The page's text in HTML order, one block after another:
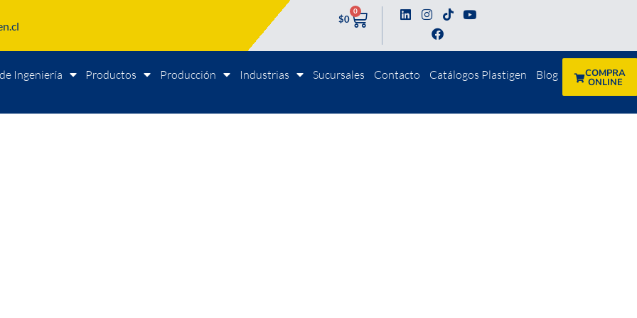
$0
0
Ingeniería Productos Producción Industrias Sucursales Contacto Catálogos Plastigen Blog COMPRA
ONLINE